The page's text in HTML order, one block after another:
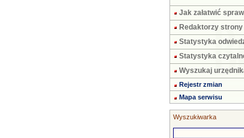
Jak załatwić
Redaktorzy strony
Statystyka
Statystyka
Wyszukaj
Rejestr zmian
Mapa serwisu
Wyszukiwarka